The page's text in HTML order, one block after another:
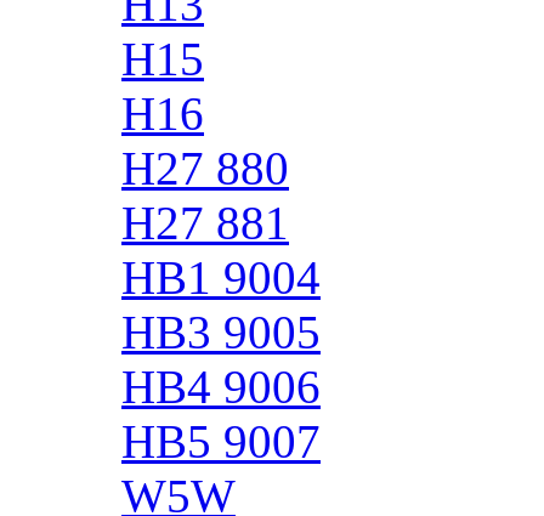
H15
H16
H27 880
H27 881
HB1 9004
HB3 9005
HB4 9006
HB5 9007
W5W